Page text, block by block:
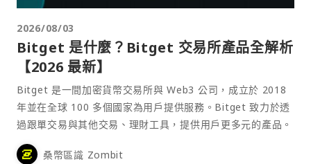
2026/08/03
Bitget 是什麼？Bitget 交易所產品全解析
【2026 最新】
Bitget 是一間加密貨幣交易所與 Web3 公司，成立於 2018
年並在全球 100 多個國家為用戶提供服務。Bitget 致力於透
過跟單交易與其他交易、理財工具，提供用戶更多元的產品。
桑幣區識 Zombit